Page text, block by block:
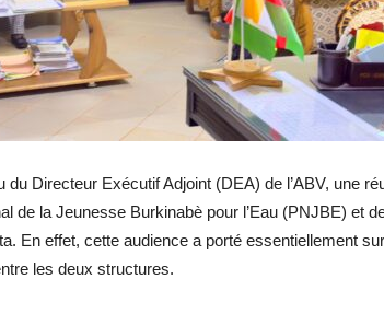
Directeur Exécutif Adjoint (DEA) de l’ABV, une
de la Jeunesse Burkinabè pour l’Eau (PNJBE) et
En effet, cette audience a porté essentiellement
les deux structures.